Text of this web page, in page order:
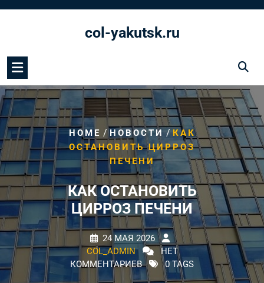
col-yakutsk.ru
HOME /НОВОСТИ / КАК
ОСТАНОВИТЬ ЦИРРОЗ
ПЕЧЕНИ
КАК ОСТАНОВИТЬ
ЦИРРОЗ ПЕЧЕНИ
24 МАЯ 2026
COL_ADMIN
НЕТ
КОММЕНТАРИЕВ
0 TAGS